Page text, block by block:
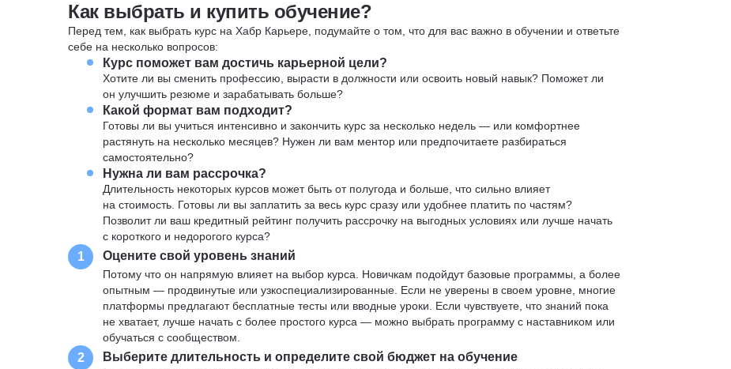
Как выбрать и купить обучение?
Перед тем, как выбрать курс на Хабр Карьере, подумайте о том, что для вас важно в обучении и ответьте
себе на несколько вопросов:
Курс поможет вам достичь карьерной цели?
Хотите ли вы сменить профессию, вырасти в должности или освоить новый навык? Поможет ли
он улучшить резюме и зарабатывать больше?
Какой формат вам подходит?
Готовы ли вы учиться интенсивно и закончить курс за несколько недель — или комфортнее
растянуть на несколько месяцев? Нужен ли вам ментор или предпочитаете разбираться
самостоятельно?
Нужна ли вам рассрочка?
Длительность некоторых курсов может быть от полугода и больше, что сильно влияет
на стоимость. Готовы ли вы заплатить за весь курс сразу или удобнее платить по частям?
Позволит ли ваш кредитный рейтинг получить рассрочку на выгодных условиях или лучше начать
с короткого и недорогого курса?
1 Оцените свой уровень знаний
Потому что он напрямую влияет на выбор курса. Новичкам подойдут базовые программы, а более
опытным — продвинутые или узкоспециализированные. Если не уверены в своем уровне, многие
платформы предлагают бесплатные тесты или вводные уроки. Если чувствуете, что знаний пока
не хватает, лучше начать с более простого курса — можно выбрать программу с наставником или
обучаться с сообществом.
2 Выберите длительность и определите свой бюджет на обучение